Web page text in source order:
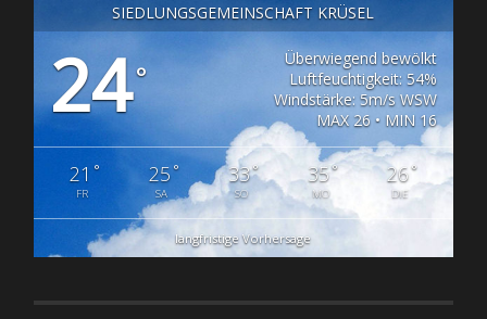
SIEDLUNGSGEMEINSCHAFT KRÜSEL
24°
Überwiegend bewölkt
Luftfeuchtigkeit: 54%
Windstärke: 5m/s WSW
MAX 26 • MIN 16
21 °
FR
25°
SA
33°
SO
35°
MO
26°
DIE
langfristige Vorhersage